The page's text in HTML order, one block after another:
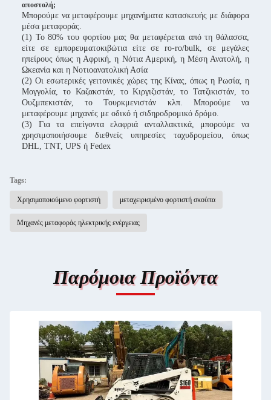
αποστολή;
Μπορούμε να μεταφέρουμε μηχανήματα κατασκευής με διάφορα
μέσα μεταφοράς.
(1) Το 80% του φορτίου μας θα μεταφέρεται από τη θάλασσα,
είτε σε εμπορευματοκιβώτια είτε σε ro-ro/bulk, σε μεγάλες
ηπείρους όπως η Αφρική, η Νότια Αμερική, η Μέση Ανατολή, η
Ωκεανία και η Νοτιοανατολική Ασία
(2) Οι εσωτερικές γειτονικές χώρες της Κίνας, όπως η Ρωσία, η
Μογγολία, το Καζακστάν, το Κιργιζιστάν, το Τατζικιστάν, το
Ουζμπεκιστάν, το Τουρκμενιστάν κλπ. Μπορούμε να
μεταφέρουμε μηχανές με οδικό ή σιδηροδρομικό δρόμο.
(3) Για τα επείγοντα ελαφριά ανταλλακτικά, μπορούμε να
χρησιμοποιήσουμε διεθνείς υπηρεσίες ταχυδρομείου, όπως
DHL, TNT, UPS ή Fedex
Tags:
Χρησιμοποιούμενο φορτιστή μεταχειρισμένο φορτιστή σκούπα
Μηχανές μεταφοράς ηλεκτρικής ενέργειας
Παρόμοια Προϊόντα